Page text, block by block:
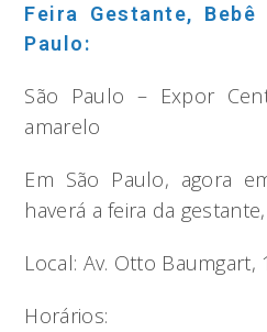
Feira Gestante,
Paulo:
São Paulo – Expor
amarelo
Em São Paulo, agora
haverá a feira da
Local: Av. Otto Baumgart,
Horários: